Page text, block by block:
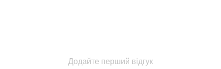
Додайте перший відгук